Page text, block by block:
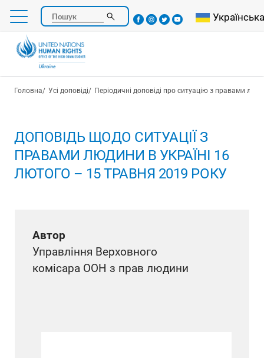
Перейти
основного
Пошук Select your
Українська
Рядок навіґації
Головна Усі доповіді Періодичні доповіді про ситуацію з правами
ДОПОВІДЬ ЩОДО СИТУАЦІЇ З
ПРАВАМИ ЛЮДИНИ В УКРАЇНІ 16
ЛЮТОГО – 15 ТРАВНЯ 2019 РОКУ
Автор
Управління Верховного
комісара ООН з прав людини